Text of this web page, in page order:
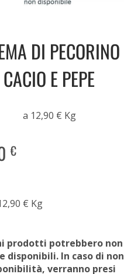
DI PECORINO
CACIO E PEPE
a 12,90 € Kg
€
€ Kg
prodotti potrebbero non
disponibili. In caso di non
verranno presi